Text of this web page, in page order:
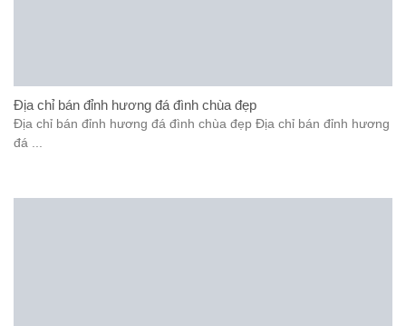
Địa chỉ bán đỉnh hương đá đình chùa đẹp
Địa chỉ bán đỉnh hương đá đình chùa đẹp Địa chỉ bán đỉnh hương
đá ...